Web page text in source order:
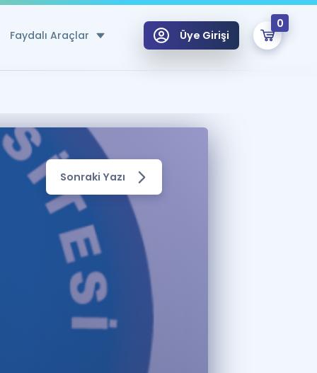
Faydalı Araçlar
Özel Sözlük
Hesaplama Aracı
için Öneriler
Tek Takvimde
Üye Girişi
0
Şifremi Hatırlamıyorum
ÜYE DEĞİLİM
Sepetin Şu An Boş.
Hoca ile seni sınava hazırlayacak onlarca eğitim seni bekliyor!
Sonraki Yazı